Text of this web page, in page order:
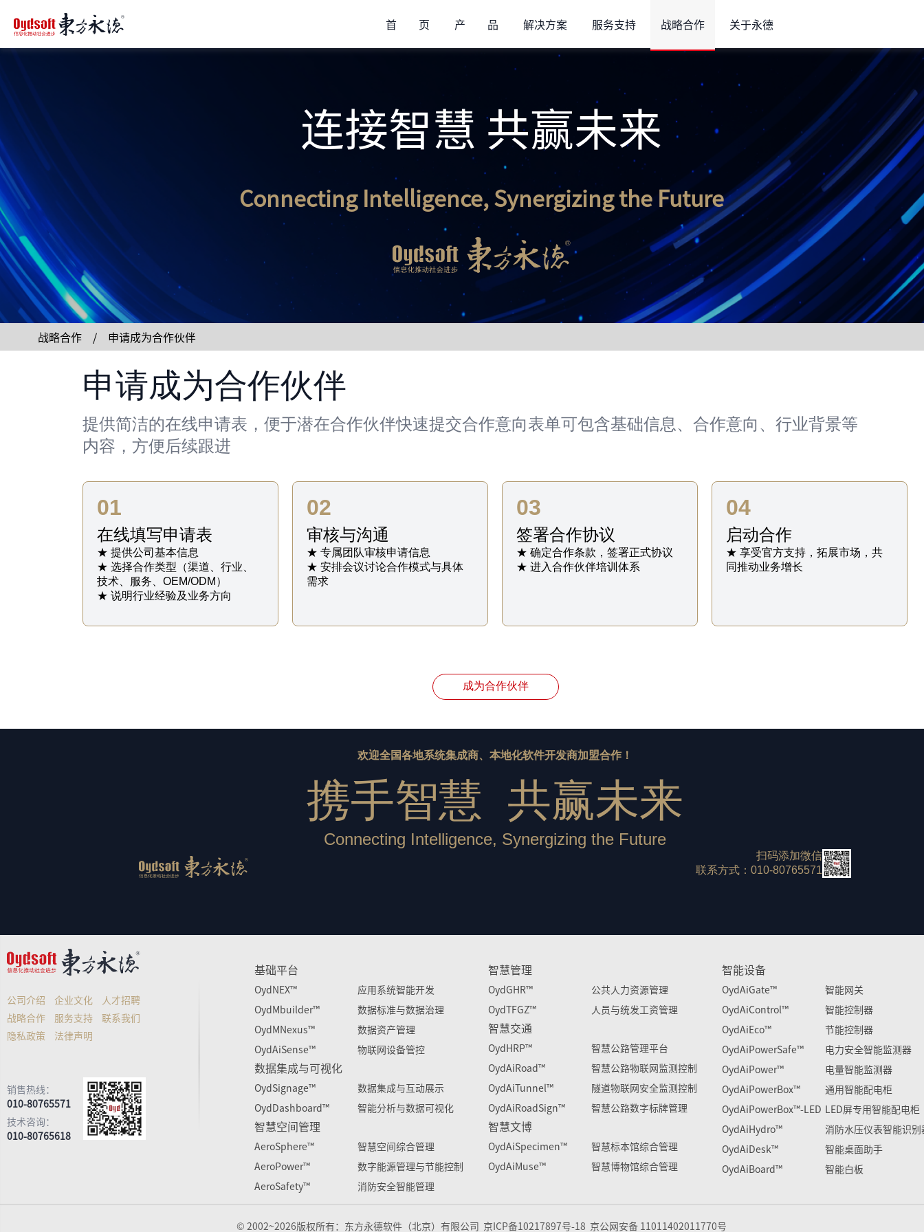
首 页 产 品 解决方案 服务支持 战略合作 关于永德
连接智慧 共赢未来
Connecting Intelligence, Synergizing the Future
战略合作 / 申请成为合作伙伴
申请成为合作伙伴
提供简洁的在线申请表，便于潜在合作伙伴快速提交合作意向表单可包含基础信息、合作意向、行业背景等
内容，方便后续跟进
01
在线填写申请表
★ 提供公司基本信息
★ 选择合作类型（渠道、行业、
技术、服务、OEM/ODM）
★ 说明行业经验及业务方向
02
审核与沟通
★ 专属团队审核申请信息
★ 安排会议讨论合作模式与具体
需求
03
签署合作协议
★ 确定合作条款，签署正式协议
★ 进入合作伙伴培训体系
04
启动合作
★ 享受官方支持，拓展市场，共
同推动业务增长
成为合作伙伴
欢迎全国各地系统集成商、本地化软件开发商加盟合作！
携手智慧 共赢未来
Connecting Intelligence, Synergizing the Future
扫码添加微信
联系方式：010-80765571
公司介绍 企业文化
人才招聘
战略合作
服务支持
联系我们
隐私政策
法律声明
销售热线：
010-80765571
技术咨询：
010-80765618
基础平台
OydNEX™
应用系统智能开发
OydMbuilder™
数据标准与数据治理
OydMNexus™
数据资产管理
OydAiSense™
物联网设备管控
数据集成与可视化
OydSignage™
数据集成与互动展示
OydDashboard™
智能分析与数据可视化
智慧空间管理
AeroSphere™
智慧空间综合管理
AeroPower™
数字能源管理与节能控制
AeroSafety™
消防安全智能管理
智慧管理
OydGHR™
公共人力资源管理
OydTFGZ™
人员与统发工资管理
智慧交通
OydHRP™
智慧公路管理平台
OydAiRoad™
智慧公路物联网监测控制
OydAiTunnel™
隧道物联网安全监测控制
OydAiRoadSign™
智慧公路数字标牌管理
智慧文博
OydAiSpecimen™
智慧标本馆综合管理
OydAiMuse™
智慧博物馆综合管理
智能设备
OydAiGate™
智能网关
OydAiControl™
智能控制器
OydAiEco™
节能控制器
OydAiPowerSafe™
电力安全智能监测器
OydAiPower™
电量智能监测器
OydAiPowerBox™
通用智能配电柜
OydAiPowerBox™-LED LED屏专用智能配电柜
OydAiHydro™
消防水压仪表智能识别
OydAiDesk™
智能桌面助手
OydAiBoard™
智能白板
© 2002~2026版权所有：东方永德软件（北京）有限公司 京ICP备10217897号-18 京公网安备 11011402011770号